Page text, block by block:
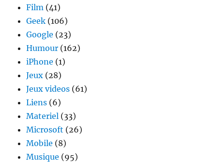
Film (41)
Geek (106)
Google (23)
Humour (162)
iPhone (1)
Jeux (28)
Jeux videos (61)
Liens (6)
Materiel (33)
Microsoft (26)
Mobile (8)
Musique (95)